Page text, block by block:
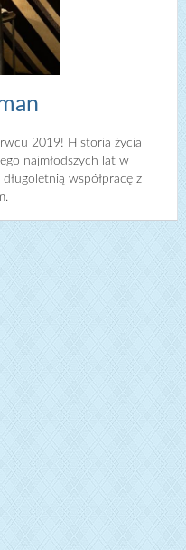
2019! Historia życia
najmłodszych lat w
współpracę z